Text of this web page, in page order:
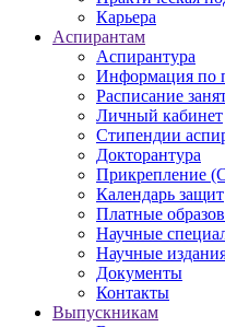
Карьера
Аспирантам
Аспирантура
Информация по
Расписание
Личный кабинет
Стипендии
Докторантура
Прикрепление
Календарь защит
Платные
Научные
Научные
Документы
Контакты
Выпускникам